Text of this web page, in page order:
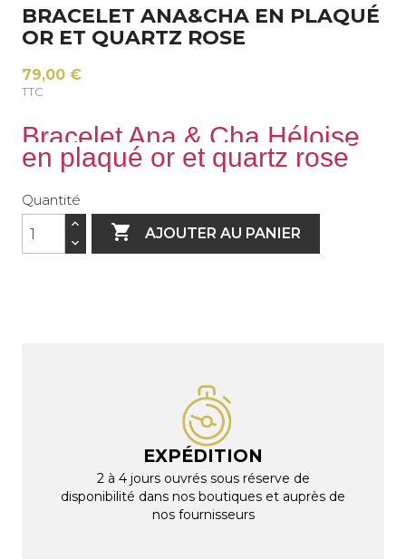
BRACELET ANA&CHA EN PLAQUÉ
OR ET QUARTZ ROSE
79,00 €
TTC
Bracelet Ana & Cha Héloise
en plaqué or et quartz rose
Quantité
 AJOUTER AU PANIER
EXPÉDITION
2 à 4 jours ouvrés sous réserve de
disponibilité dans nos boutiques et auprès de
nos fournisseurs